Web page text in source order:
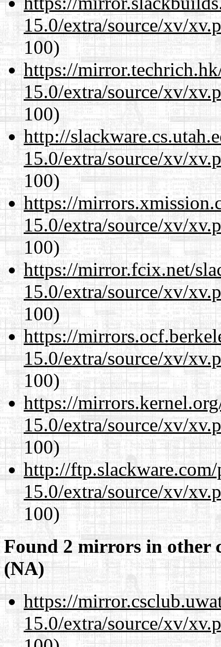
15.0/extra/source/xv/
100)
https://
15.0/extra/source/xv/
100)
http://
15.0/extra/source/xv/
100)
https://
15.0/extra/source/xv/
100)
https://mirror.fcix.net/
15.0/extra/source/xv/
100)
https://
15.0/extra/source/xv/
100)
https://
15.0/extra/source/xv/
100)
http://
15.0/extra/source/xv/
100)
Found 2 mirrors in other
(NA)
https://
15.0/extra/source/xv/